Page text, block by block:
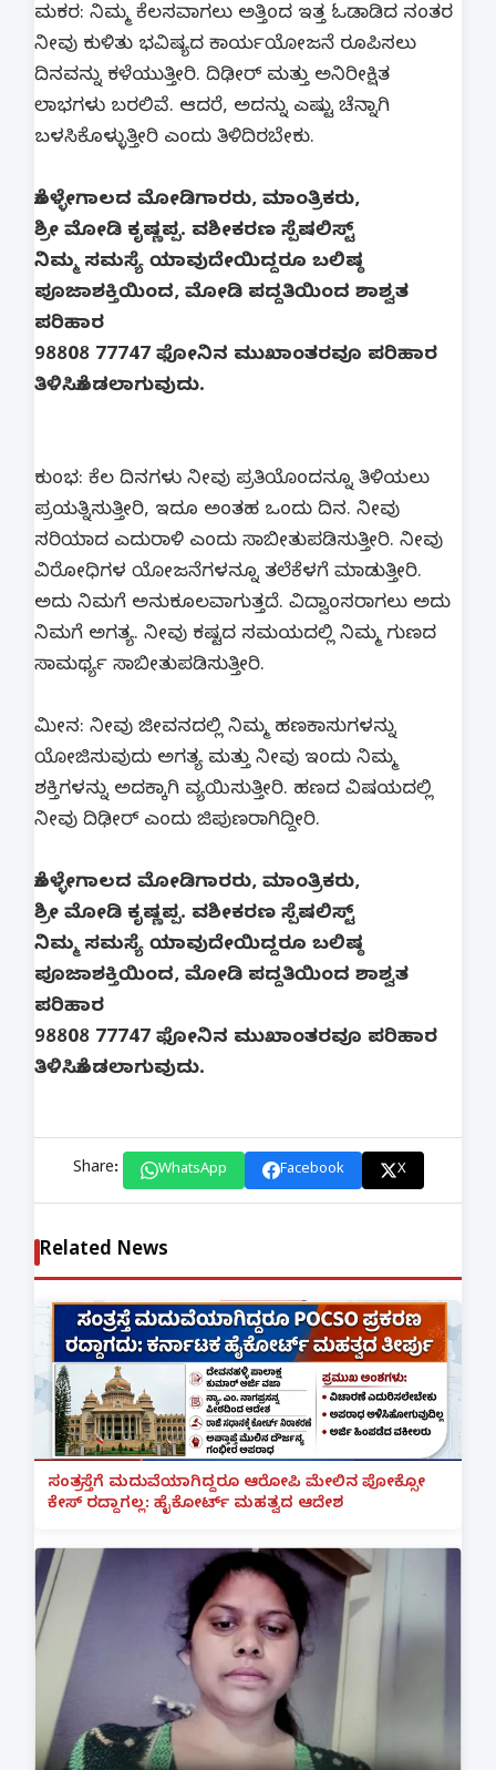
ಮಕರ: ನಿಮ್ಮ ಕೆಲಸವಾಗಲು ಅತ್ತಿಂದ ಇತ್ತ ಓಡಾಡಿದ ನಂತರ
ನೀವು ಕುಳಿತು ಭವಿಷ್ಯದ ಕಾರ್ಯಯೋಜನೆ ರೂಪಿಸಲು
ದಿನವನ್ನು ಕಳೆಯುತ್ತೀರಿ. ದಿಢೀರ್ ಮತ್ತು ಅನಿರೀಕ್ಷಿತ
ಲಾಭಗಳು ಬರಲಿವೆ. ಆದರೆ, ಅದನ್ನು ಎಷ್ಟು ಚೆನ್ನಾಗಿ
ಬಳಸಿಕೊಳ್ಳುತ್ತೀರಿ ಎಂದು ತಿಳಿದಿರಬೇಕು.
ಕೊಳ್ಳೇಗಾಲದ ಮೋಡಿಗಾರರು, ಮಾಂತ್ರಿಕರು,
ಶ್ರೀ ಮೋಡಿ ಕೃಷ್ಣಪ್ಪ. ವಶೀಕರಣ ಸ್ಪೆಷಲಿಸ್ಟ್
ನಿಮ್ಮ ಸಮಸ್ಯೆ ಯಾವುದೇಯಿದ್ದರೂ ಬಲಿಷ್ಠ
ಪೂಜಾಶಕ್ತಿಯಿಂದ, ಮೋಡಿ ಪದ್ದತಿಯಿಂದ ಶಾಶ್ವತ
ಪರಿಹಾರ
98808 77747 ಫೋನಿನ ಮುಖಾಂತರವೂ ಪರಿಹಾರ
ತಿಳಿಸಿಕೊಡಲಾಗುವುದು.
ಕುಂಭ: ಕೆಲ ದಿನಗಳು ನೀವು ಪ್ರತಿಯೊಂದನ್ನೂ ತಿಳಿಯಲು
ಪ್ರಯತ್ನಿಸುತ್ತೀರಿ, ಇದೂ ಅಂತಹ ಒಂದು ದಿನ. ನೀವು
ಸರಿಯಾದ ಎದುರಾಳಿ ಎಂದು ಸಾಬೀತುಪಡಿಸುತ್ತೀರಿ. ನೀವು
ವಿರೋಧಿಗಳ ಯೋಜನೆಗಳನ್ನೂ ತಲೆಕೆಳಗೆ ಮಾಡುತ್ತೀರಿ.
ಅದು ನಿಮಗೆ ಅನುಕೂಲವಾಗುತ್ತದೆ. ವಿದ್ವಾಂಸರಾಗಲು ಅದು
ನಿಮಗೆ ಅಗತ್ಯ. ನೀವು ಕಷ್ಟದ ಸಮಯದಲ್ಲಿ ನಿಮ್ಮ ಗುಣದ
ಸಾಮರ್ಥ್ಯ ಸಾಬೀತುಪಡಿಸುತ್ತೀರಿ.
ಮೀನ: ನೀವು ಜೀವನದಲ್ಲಿ ನಿಮ್ಮ ಹಣಕಾಸುಗಳನ್ನು
ಯೋಜಿಸುವುದು ಅಗತ್ಯ ಮತ್ತು ನೀವು ಇಂದು ನಿಮ್ಮ
ಶಕ್ತಿಗಳನ್ನು ಅದಕ್ಕಾಗಿ ವ್ಯಯಿಸುತ್ತೀರಿ. ಹಣದ ವಿಷಯದಲ್ಲಿ
ನೀವು ದಿಢೀರ್ ಎಂದು ಜಿಪುಣರಾಗಿದ್ದೀರಿ.
ಕೊಳ್ಳೇಗಾಲದ ಮೋಡಿಗಾರರು, ಮಾಂತ್ರಿಕರು,
ಶ್ರೀ ಮೋಡಿ ಕೃಷ್ಣಪ್ಪ. ವಶೀಕರಣ ಸ್ಪೆಷಲಿಸ್ಟ್
ನಿಮ್ಮ ಸಮಸ್ಯೆ ಯಾವುದೇಯಿದ್ದರೂ ಬಲಿಷ್ಠ
ಪೂಜಾಶಕ್ತಿಯಿಂದ, ಮೋಡಿ ಪದ್ದತಿಯಿಂದ ಶಾಶ್ವತ
ಪರಿಹಾರ
98808 77747 ಫೋನಿನ ಮುಖಾಂತರವೂ ಪರಿಹಾರ
ತಿಳಿಸಿಕೊಡಲಾಗುವುದು.
Share: WhatsApp Facebook X
Related News
ಸಂತ್ರಸ್ತೆಗೆ ಮದುವೆಯಾಗಿದ್ದರೂ ಆರೋಪಿ ಮೇಲಿನ ಪೋಕ್ಸೋ
ಕೇಸ್ ರದ್ದಾಗಲ್ಲ: ಹೈಕೋರ್ಟ್ ಮಹತ್ವದ ಆದೇಶ